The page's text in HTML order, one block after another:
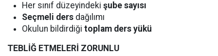
Her sınıf düzeyindeki şube sayısı
Seçmeli ders dağılımı
Okulun bildirdiği toplam ders yükü
TEBLİĞ ETMELERİ ZORUNLU